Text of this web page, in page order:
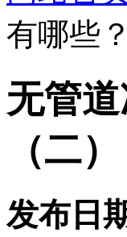
有哪些
无管
（二）
发布日